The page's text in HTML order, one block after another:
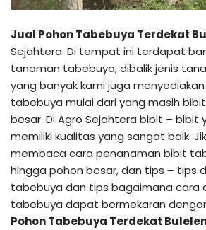
Jual Pohon Tabebuya Terdekat
Sejahtera. Di tempat ini terdapat
tanaman tabebuya, dibalik jenis
yang banyak kami juga
tabebuya mulai dari yang masih
besar. Di Agro Sejahtera bibit – bibit
memiliki kualitas yang sangat baik.
membaca cara penanaman bibit
hingga pohon besar, dan tips – tips
tabebuya dan tips bagaimana cara
tabebuya dapat bermekaran
Pohon Tabebuya Terdekat